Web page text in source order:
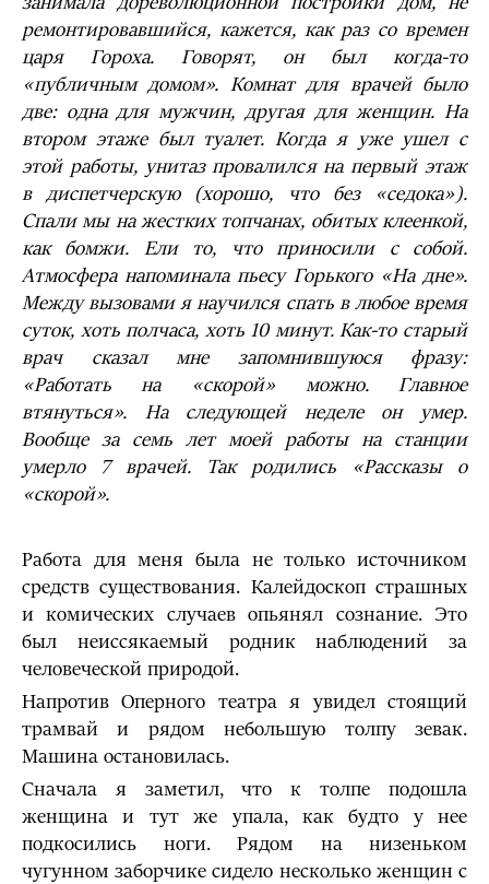
ремонтировавшийся, кажется, как раз со времен
царя Гороха. Говорят, он был когда-то
«публичным домом». Комнат для врачей было
две: одна для мужчин, другая для женщин. На
втором этаже был туалет. Когда я уже ушел с
этой работы, унитаз провалился на первый этаж
в диспетчерскую (хорошо, что без «седока»).
Спали мы на жестких топчанах, обитых клеенкой,
как бомжи. Ели то, что приносили с собой.
Атмосфера напоминала пьесу Горького «На дне».
Между вызовами я научился спать в любое время
суток, хоть полчаса, хоть 10 минут. Как-то старый
врач сказал мне запомнившуюся фразу:
«Работать на «скорой» можно. Главное
втянуться». На следующей неделе он умер.
Вообще за семь лет моей работы на станции
умерло 7 врачей. Так родились «Рассказы о
«скорой».
Работа для меня была не только источником
средств существования. Калейдоскоп страшных
и комических случаев опьянял сознание. Это
был неиссякаемый родник наблюдений за
человеческой природой.
Напротив Оперного театра я увидел стоящий
трамвай и рядом небольшую толпу зевак.
Машина остановилась.
Сначала я заметил, что к толпе подошла
женщина и тут же упала, как будто у нее
подкосились ноги. Рядом на низеньком
чугунном заборчике сидело несколько женщин с